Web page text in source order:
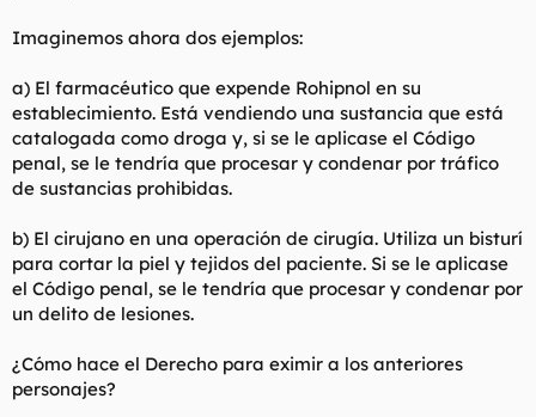
Imaginemos ahora dos ejemplos:
a) El farmacéutico que expende Rohipnol en su
establecimiento. Está vendiendo una sustancia que está
catalogada como droga y, si se le aplicase el Código
penal, se le tendría que procesar y condenar por tráfico
de sustancias prohibidas.
b) El cirujano en una operación de cirugía. Utiliza un bisturí
para cortar la piel y tejidos del paciente. Si se le aplicase
el Código penal, se le tendría que procesar y condenar por
un delito de lesiones.
¿Cómo hace el Derecho para eximir a los anteriores
personajes?